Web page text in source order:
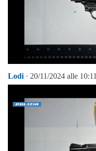
Lodi · 20/11/2024 alle 10:11